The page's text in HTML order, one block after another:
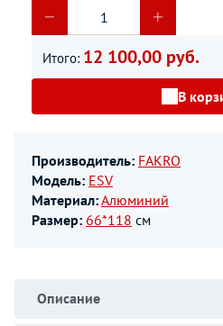
Итого: 12 100,00 руб.
В
Производитель: FAKRO
Модель: ESV
Материал:Алюминий
Размер: 66*118 см
Описание